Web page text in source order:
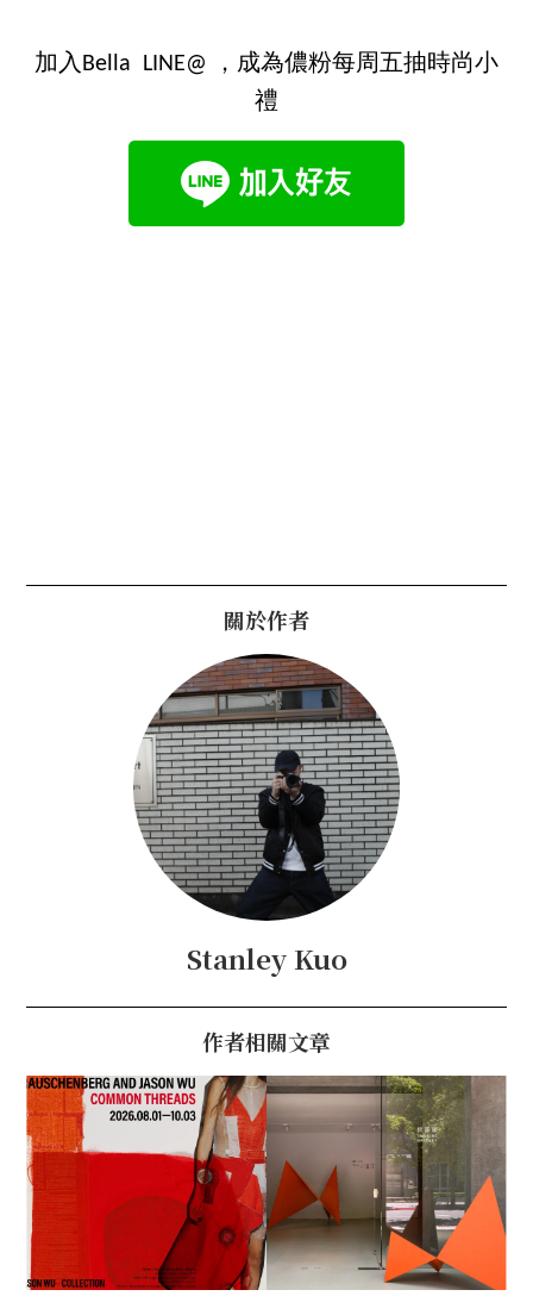
加入Bella LINE@ ，成為儂粉每周五抽時尚小
禮
關於作者
Stanley Kuo
作者相關文章